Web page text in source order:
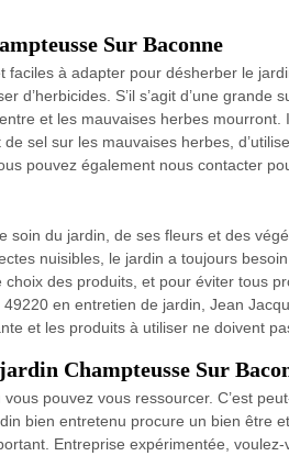
Sur Baconne
faciles à adapter pour désherber le
d’herbicides. S’il s’agit d’une grande
et les mauvaises herbes
sel sur les mauvaises herbes,
pouvez également nous contacter
soin du jardin, de ses fleurs et des
nuisibles, le jardin a toujours
des produits, et pour éviter tous
en entretien de jardin, Jean
et les produits à utiliser ne doivent
Champteusse Sur
pouvez vous ressourcer. C’est
bien entretenu procure un bien être
Entreprise expérimentée, voulez-